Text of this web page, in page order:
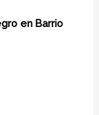
en Barrio